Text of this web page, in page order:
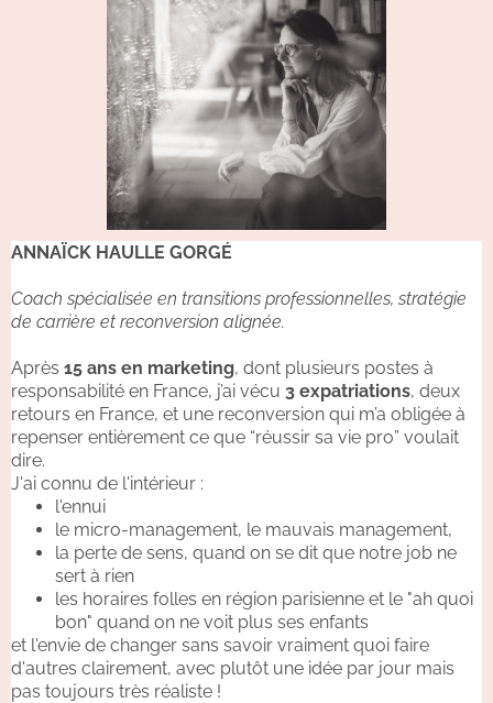
ANNAÏCK HAULLE GORGÉ
Coach spécialisée en transitions professionnelles, stratégie
de carrière et reconversion alignée.
Après 15 ans en marketing, dont plusieurs postes à
responsabilité en France, j’ai vécu 3 expatriations, deux
retours en France, et une reconversion qui m’a obligée à
repenser entièrement ce que “réussir sa vie pro” voulait
dire.
J'ai connu de l'intérieur :
l'ennui
le micro-management, le mauvais management,
la perte de sens, quand on se dit que notre job ne
sert à rien
les horaires folles en région parisienne et le "ah quoi
bon" quand on ne voit plus ses enfants
et l'envie de changer sans savoir vraiment quoi faire
d'autres clairement, avec plutôt une idée par jour mais
pas toujours très réaliste !